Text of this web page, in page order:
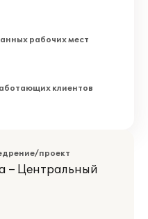
рабочих мест
клиентов
проект
– Центральный